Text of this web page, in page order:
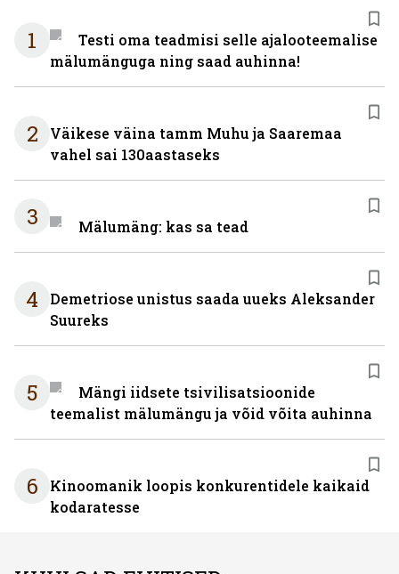
1
Testi oma teadmisi selle ajalooteemalise
mälumänguga ning saad auhinna!
2
Väikese väina tamm Muhu ja Saaremaa
vahel sai 130aastaseks
3 Mälumäng: kas sa tead
4
Demetriose unistus saada uueks Aleksander
Suureks
5
Mängi iidsete tsivilisatsioonide
teemalist mälumängu ja võid võita auhinna
6
Kinoomanik loopis konkurentidele kaikaid
kodaratesse